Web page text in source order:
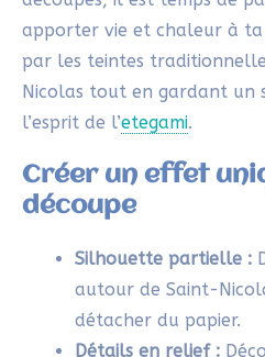
Appliquer les
carte de Noël de
Le rouge :
Peins la